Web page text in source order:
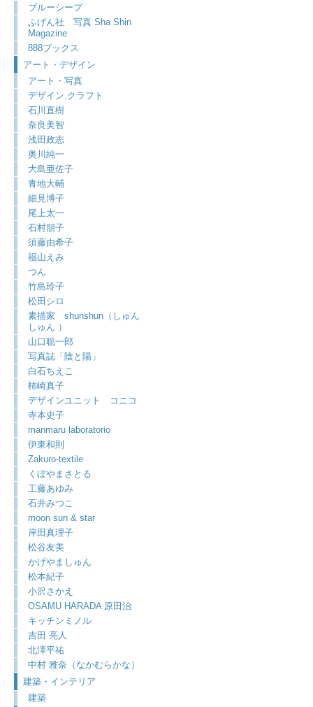
ブルーシープ
ふげん社 写真 Sha Shin
Magazine
888ブックス
アート・デザイン
アート・写真
デザイン.クラフト
石川直樹
奈良美智
浅田政志
奥川純一
大島亜佐子
青地大輔
細見博子
尾上太一
石村朋子
須藤由希子
福山えみ
つん
竹島玲子
松田シロ
素描家 shunshun（しゅん
しゅん ）
山口聡一郎
写真誌「陰と陽」
白石ちえこ
柿崎真子
デザインユニット コニコ
寺本史子
manmaru laboratorio
伊東和則
Zakuro-textile
くぼやまさとる
工藤あゆみ
石井みつこ
moon sun & star
岸田真理子
松谷友美
かげやましゅん
松本紀子
小沢さかえ
OSAMU HARADA 原田治
キッチンミノル
吉田 亮人
北澤平祐
中村 雅奈（なかむらかな）
建築・インテリア
建築